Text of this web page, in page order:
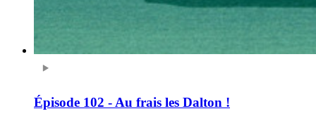
Épisode 102 - Au frais les Dalton !